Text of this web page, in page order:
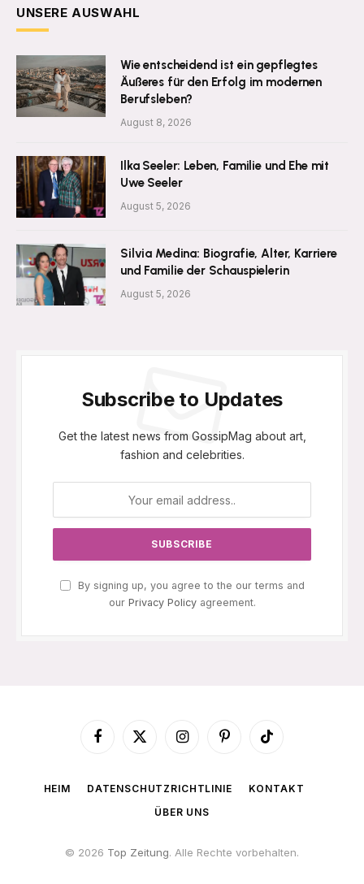
UNSERE AUSWAHL
Wie entscheidend ist ein gepflegtes
Äußeres für den Erfolg im modernen
Berufsleben?
August 8, 2026
Ilka Seeler: Leben, Familie und Ehe mit
Uwe Seeler
August 5, 2026
Silvia Medina: Biografie, Alter, Karriere
und Familie der Schauspielerin
August 5, 2026
Subscribe to Updates
Get the latest news from GossipMag about art,
fashion and celebrities.
By signing up, you agree to the our terms and
our Privacy Policyagreement.
Facebook
X
InstagramPinterestTikTok
HEIM DATENSCHUTZRICHTLINIE
KONTAKT
ÜBER UNS
© 2026 Top Zeitung. Alle Rechte vorbehalten.